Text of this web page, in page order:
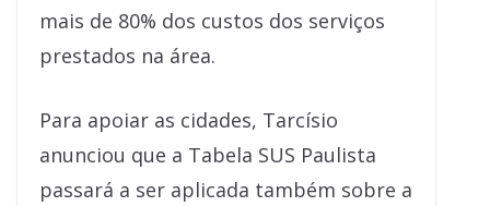
mais de 80% dos custos dos serviços
prestados na área.
Para apoiar as cidades, Tarcísio
anunciou que a Tabela SUS Paulista
passará a ser aplicada também sobre a